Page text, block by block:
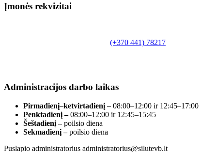
Įmonės rekvizitai
(+370 441) 78217
Administracijos darbo laikas
Pirmadienį–ketvirtadienį –08:00–12:00 ir 12:45–17:00
Penktadienį –08:00–12:00 ir 12:45–15:45
Šeštadienį –poilsio diena
Sekmadienį –poilsio diena
Puslapio administratorius administratorius@silutevb.lt